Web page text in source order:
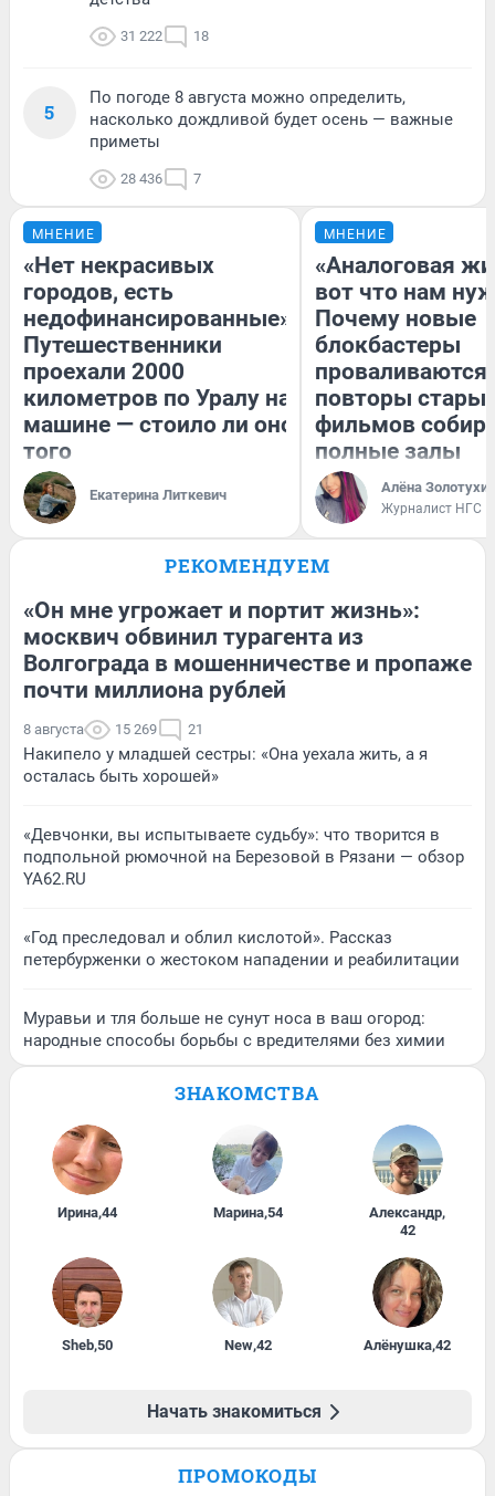
31 222 18
5
По погоде 8 августа можно определить,
насколько дождливой будет осень — важные
приметы
28 436 7
МНЕНИЕ
«Нет некрасивых
городов, есть
недофинансированные».
Путешественники
проехали 2000
километров по Уралу на
машине — стоило ли оно
того
Екатерина Литкевич
МНЕНИЕ
«Аналоговая
вот что нам
Почему новые
блокбастеры
повторы
фильмов
полные залы
Алёна
Журналист НГС
РЕКОМЕНДУЕМ
«Он мне угрожает и портит жизнь»:
москвич обвинил турагента из
Волгограда в мошенничестве и пропаже
почти миллиона рублей
8 августа 15 269 21
Накипело у младшей сестры: «Она уехала жить, а я
осталась быть хорошей»
«Девчонки, вы испытываете судьбу»: что творится в
подпольной рюмочной на Березовой в Рязани — обзор
YA62.RU
«Год преследовал и облил кислотой». Рассказ
петербурженки о жестоком нападении и реабилитации
Муравьи и тля больше не сунут носа в ваш огород:
народные способы борьбы с вредителями без химии
ЗНАКОМСТВА
Ирина,44 Марина,54 Александр,
42
Sheb,50 New,42 Алёнушка,42
Начать знакомиться
ПРОМОКОДЫ